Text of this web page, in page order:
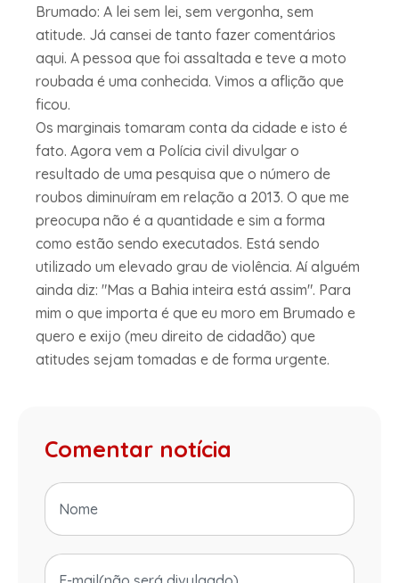
Brumado: A lei sem lei, sem vergonha, sem
atitude. Já cansei de tanto fazer comentários
aqui. A pessoa que foi assaltada e teve a moto
roubada é uma conhecida. Vimos a aflição que
ficou.
Os marginais tomaram conta da cidade e isto é
fato. Agora vem a Polícia civil divulgar o
resultado de uma pesquisa que o número de
roubos diminuíram em relação a 2013. O que me
preocupa não é a quantidade e sim a forma
como estão sendo executados. Está sendo
utilizado um elevado grau de violência. Aí alguém
ainda diz: "Mas a Bahia inteira está assim". Para
mim o que importa é que eu moro em Brumado e
quero e exijo (meu direito de cidadão) que
atitudes sejam tomadas e de forma urgente.
Comentar notícia